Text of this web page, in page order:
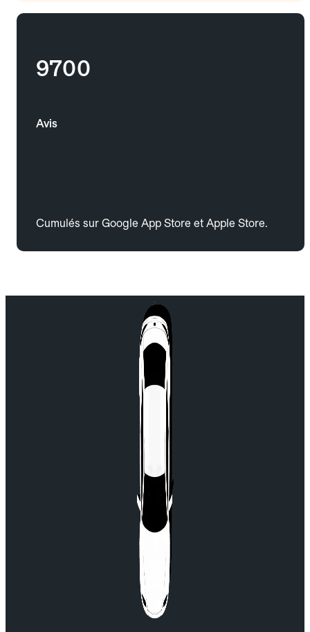
9700
Avis
Cumulés sur Google App Store et Apple Store.